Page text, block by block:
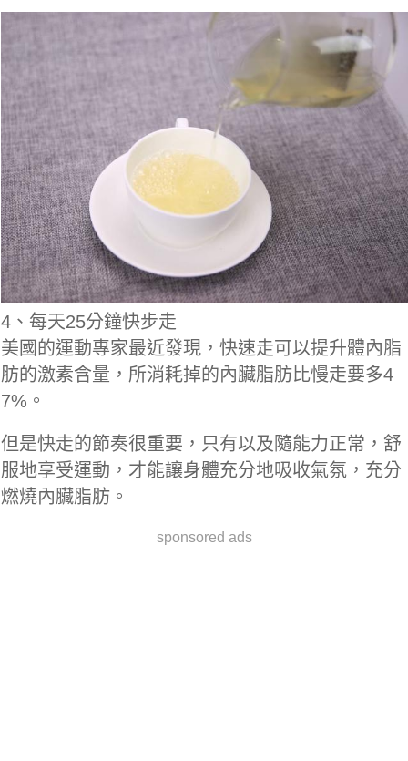
4、每天25分鐘快步走
美國的運動專家最近發現，快速走可以提升體內脂
肪的激素含量，所消耗掉的內臟脂肪比慢走要多4
7%。
但是快走的節奏很重要，只有以及隨能力正常，舒
服地享受運動，才能讓身體充分地吸收氣氛，充分
燃燒內臟脂肪。
sponsored ads